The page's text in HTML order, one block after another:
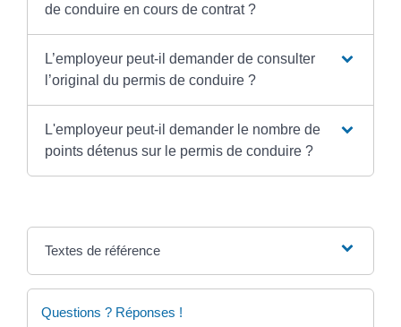
de conduire en cours de contrat ?
L’employeur peut-il demander de consulter
l’original du permis de conduire ?
L'employeur peut-il demander le nombre de
points détenus sur le permis de conduire ?
Textes de référence
Questions ? Réponses !